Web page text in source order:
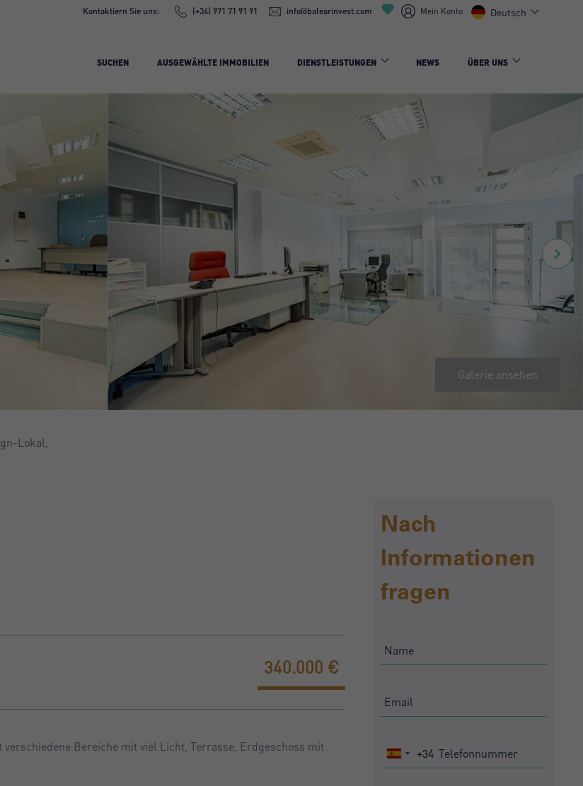
Kontaktiern Sie uns: (+34) 971 71 91 91 info@balearinvest.com Mein Konto Deutsch
SUCHEN AUSGEWÄHLTE IMMOBILIEN DIENSTLEISTUNGEN NEWS ÜBER UNS
Galerie ansehen
Lokal,
340.000 €
Bereiche mit viel Licht, Terrasse, Erdgeschoss mit
Nach
Informationen
fragen
Spain+34